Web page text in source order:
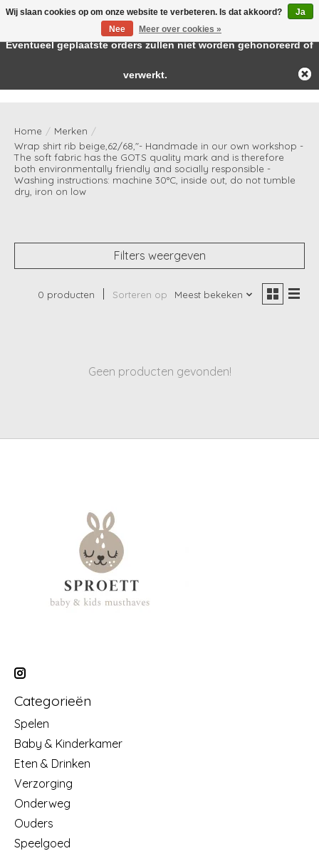
Home / Merken /
Wrap shirt rib beige,62/68,"- Handmade in our own workshop -
The soft fabric has the GOTS quality mark and is therefore
both environmentally friendly and socially responsible -
Washing instructions: machine 30°C, inside out, do not tumble
dry, iron on low
Filters weergeven
0 producten Sorteren op Meest bekeken
Geen producten gevonden!
Categorieën
Spelen
Baby & Kinderkamer
Eten & Drinken
Verzorging
Onderweg
Ouders
Speelgoed
Wij slaan cookies op om onze website te verbeteren. Is dat akkoord?
Ja
Nee
Meer over cookies »
← Keer terug naar de backofficeDeze winkel is in aanbouw.
Eventueel geplaatste orders zullen niet worden gehonoreerd of
verwerkt.